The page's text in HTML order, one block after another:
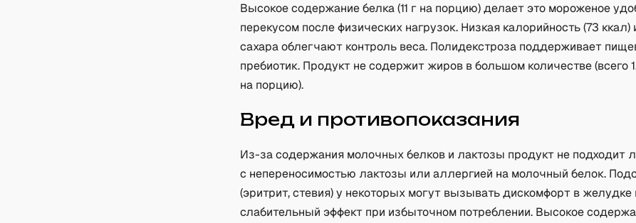
Высокое содержание белка (11 г на порцию) делает это мороженое
перекусом после физических нагрузок. Низкая калорийность (73 ккал)
сахара облегчают контроль веса. Полидекстроза поддерживает
пребиотик. Продукт не содержит жиров в большом количестве (всего
на порцию).
Вред и противопоказания
Из-за содержания молочных белков и лактозы продукт не подходит
с непереносимостью лактозы или аллергией на молочный белок.
(эритрит, стевия) у некоторых могут вызывать дискомфорт в желудке
слабительный эффект при избыточном потреблении. Высокое